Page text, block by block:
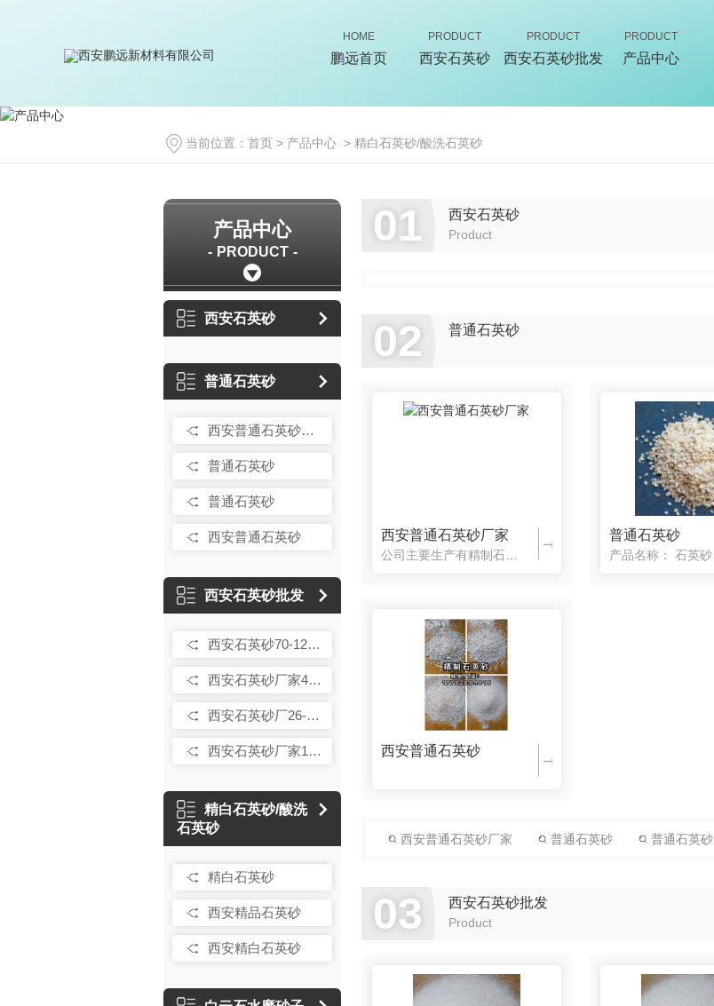
HOME
鹏远首页
PRODUCT
西安石英砂
PRODUCT
西安石英砂批发
PRODUCT
产品中心
当前位置： 首页 > 产品中心 > 精白石英砂/酸洗石英砂
产品中心
PRODUCT
西安石英砂
普通石英砂
西安普通石英砂厂家
普通石英砂
普通石英砂
西安普通石英砂
西安石英砂批发
西安石英砂70-120目
西安石英砂厂家40-70目
西安石英砂厂26-40目
西安石英砂厂家16-26目
精白石英砂/酸洗
石英砂
精白石英砂
西安精品石英砂
西安精白石英砂
01 西安石英砂
Product
02 普通石英砂
西安普通石英砂厂家 普通石英砂
西安普通石英砂
西安普通石英砂厂家 普通石英砂 普通石英砂
03 西安石英砂批发
Product